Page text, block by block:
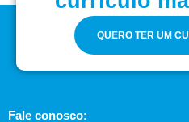
QUERO TER UM
Fale conosco: